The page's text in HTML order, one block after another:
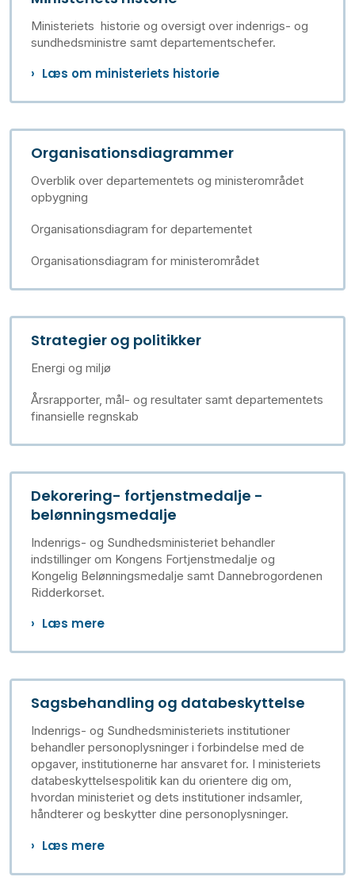
Ministeriets historie og oversigt over indenrigs- og
sundhedsministre samt departementschefer.
Læs om ministeriets historie
Organisationsdiagrammer
Overblik over departementets og ministerområdet
opbygning
Organisationsdiagram for departementet
Organisationsdiagram for ministerområdet
Strategier og politikker
Energi og miljø
Årsrapporter, mål- og resultater samt departementets
finansielle regnskab
Dekorering- fortjenstmedalje -
belønningsmedalje
Indenrigs- og Sundhedsministeriet behandler
indstillinger om Kongens Fortjenstmedalje og
Kongelig Belønningsmedalje samt Dannebrogordenen
Ridderkorset.
Læs mere
Sagsbehandling og databeskyttelse
Indenrigs- og Sundhedsministeriets institutioner
behandler personoplysninger i forbindelse med de
opgaver, institutionerne har ansvaret for. I ministeriets
databeskyttelsespolitik kan du orientere dig om,
hvordan ministeriet og dets institutioner indsamler,
håndterer og beskytter dine personoplysninger.
Læs mere